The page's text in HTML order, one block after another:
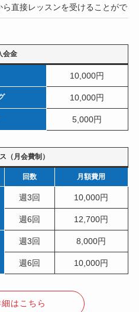
ら直接レッスンを受けることがで
会金
10,000円
10,000円
5,000円
（月会費制）
回数 月額費用
週3回 10,000円
週6回 12,700円
週3回 8,000円
週6回 10,000円
はこちら